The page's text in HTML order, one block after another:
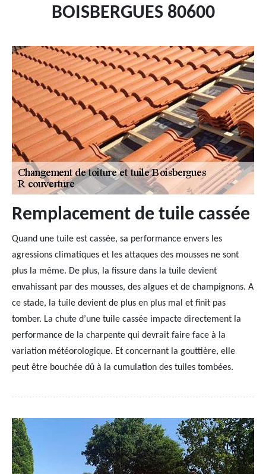
BOISBERGUES 80600
Remplacement de tuile cassée
Quand une tuile est cassée, sa performance envers les
agressions climatiques et les attaques des mousses ne sont
plus la même. De plus, la fissure dans la tuile devient
envahissant par des mousses, des algues et de champignons. A
ce stade, la tuile devient de plus en plus mal et finit pas
tomber. La chute d’une tuile cassée impacte directement la
performance de la charpente qui devrait faire face à la
variation météorologique. Et concernant la gouttière, elle
peut être bouchée dû à la cumulation des tuiles tombées.